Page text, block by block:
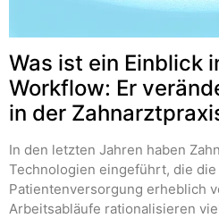
Was ist ein Einblick
Workflow: Er
in der
In den letzten Jahren haben
Technologien eingeführt, die
Patientenversorgung erheblich
Arbeitsabläufe rationalisieren